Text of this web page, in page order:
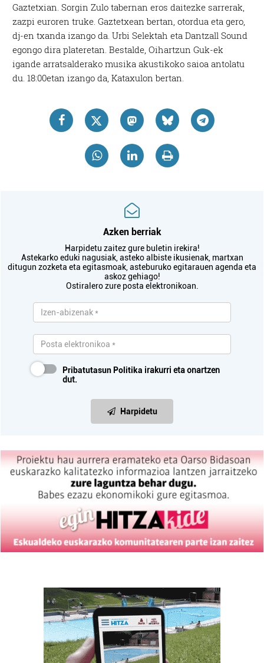
Gaztetxian. Sorgin Zulo tabernan eros daitezke sarrerak,
zazpi euroren truke. Gaztetxean bertan, otordua eta gero,
dj-en txanda izango da. Urbi Selektah eta Dantzall Sound
egongo dira plateretan. Bestalde, Oihartzun Guk-ek
igande arratsalderako musika akustikoko saioa antolatu
du. 18:00etan izango da, Kataxulon bertan.
Azken berriak
Harpidetu zaitez gure buletin irekira!
Astekarko eduki nagusiak, asteko albiste ikusienak, martxan
ditugun zozketa eta egitasmoak, asteburuko egitarauen agenda eta
askoz gehiago!
Ostiralero zure posta elektronikoan.
Pribatutasun Politika irakurri eta onartzen
dut.
Harpidetu